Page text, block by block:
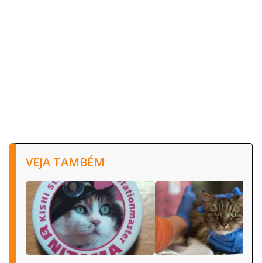
VEJA TAMBÉM